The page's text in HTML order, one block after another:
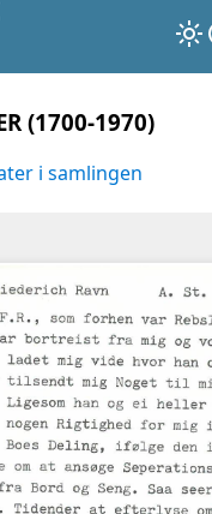
(1700-1970)
i samlingen